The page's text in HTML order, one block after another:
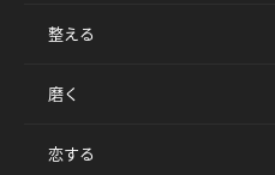
整える
磨く
恋する